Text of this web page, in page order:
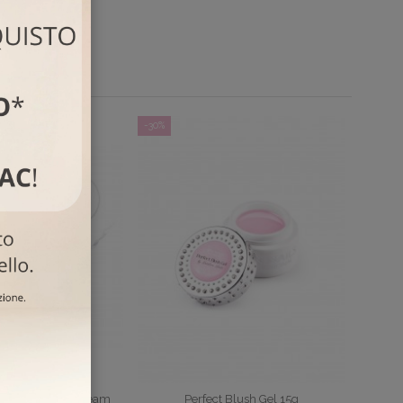
Builder Bottle Cream
-30%
Perfect Blush Gel 15g